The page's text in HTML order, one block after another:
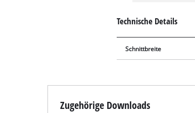
Technische Details
Schnittbreite
Zugehörige Downloads